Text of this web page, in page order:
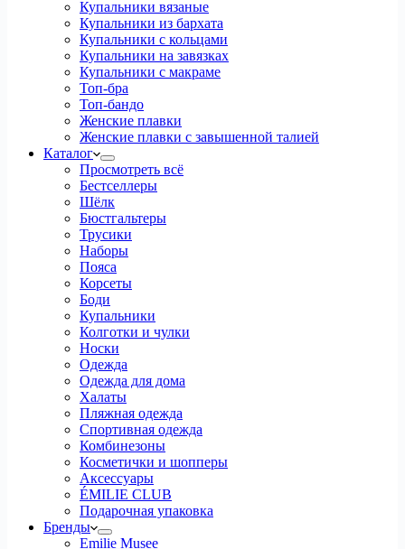
Купальники вязаные
Купальники из бархата
Купальники с кольцами
Купальники на завязках
Купальники с макраме
Топ-бра
Топ-бандо
Женские плавки
Женские плавки с завышенной талией
Каталог
Просмотреть всё
Бестселлеры
Шёлк
Бюстгальтеры
Трусики
Наборы
Пояса
Корсеты
Боди
Купальники
Колготки и чулки
Носки
Одежда
Одежда для дома
Халаты
Пляжная одежда
Спортивная одежда
Комбинезоны
Косметички и шопперы
Аксессуары
ÉMILIE CLUB
Подарочная упаковка
Бренды
Emilie Musee